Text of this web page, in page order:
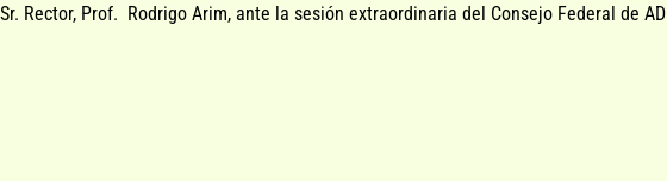
Rector, Prof. Rodrigo Arim, ante la sesión extraordinaria del Consejo Federal de